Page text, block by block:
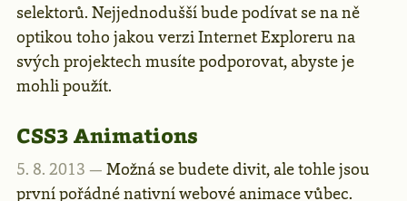
selektorů. Nejjednodušší bude podívat se na ně
optikou toho jakou verzi Internet Exploreru na
svých projektech musíte podporovat, abyste je
mohli použít.
CSS3 Animations
5. 8. 2013 — Možná se budete divit, ale tohle jsou
první pořádné nativní webové animace vůbec.